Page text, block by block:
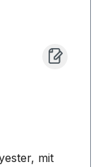
mit